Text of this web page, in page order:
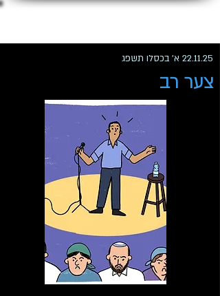
22.11.25 א' בכסלו תשפג
צער רב